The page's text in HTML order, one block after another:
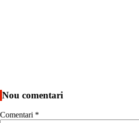
Nou comentari
Comentari *